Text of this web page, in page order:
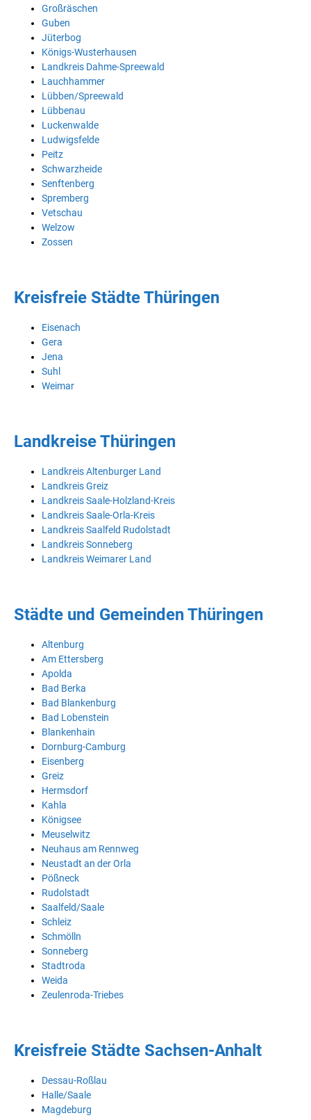
Großräschen
Guben
Jüterbog
Königs-Wusterhausen
Landkreis Dahme-Spreewald
Lauchhammer
Lübben/Spreewald
Lübbenau
Luckenwalde
Ludwigsfelde
Peitz
Schwarzheide
Senftenberg
Spremberg
Vetschau
Welzow
Zossen
Kreisfreie Städte Thüringen
Eisenach
Gera
Jena
Suhl
Weimar
Landkreise Thüringen
Landkreis Altenburger Land
Landkreis Greiz
Landkreis Saale-Holzland-Kreis
Landkreis Saale-Orla-Kreis
Landkreis Saalfeld Rudolstadt
Landkreis Sonneberg
Landkreis Weimarer Land
Städte und Gemeinden Thüringen
Altenburg
Am Ettersberg
Apolda
Bad Berka
Bad Blankenburg
Bad Lobenstein
Blankenhain
Dornburg-Camburg
Eisenberg
Greiz
Hermsdorf
Kahla
Königsee
Meuselwitz
Neuhaus am Rennweg
Neustadt an der Orla
Pößneck
Rudolstadt
Saalfeld/Saale
Schleiz
Schmölln
Sonneberg
Stadtroda
Weida
Zeulenroda-Triebes
Kreisfreie Städte Sachsen-Anhalt
Dessau-Roßlau
Halle/Saale
Magdeburg